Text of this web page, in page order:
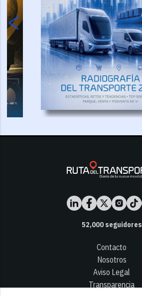
52,000seguidores
Contacto
Nosotros
Aviso Legal
Transparencia